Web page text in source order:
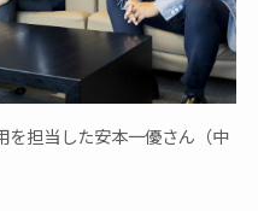
を担当した安本一優さん（中